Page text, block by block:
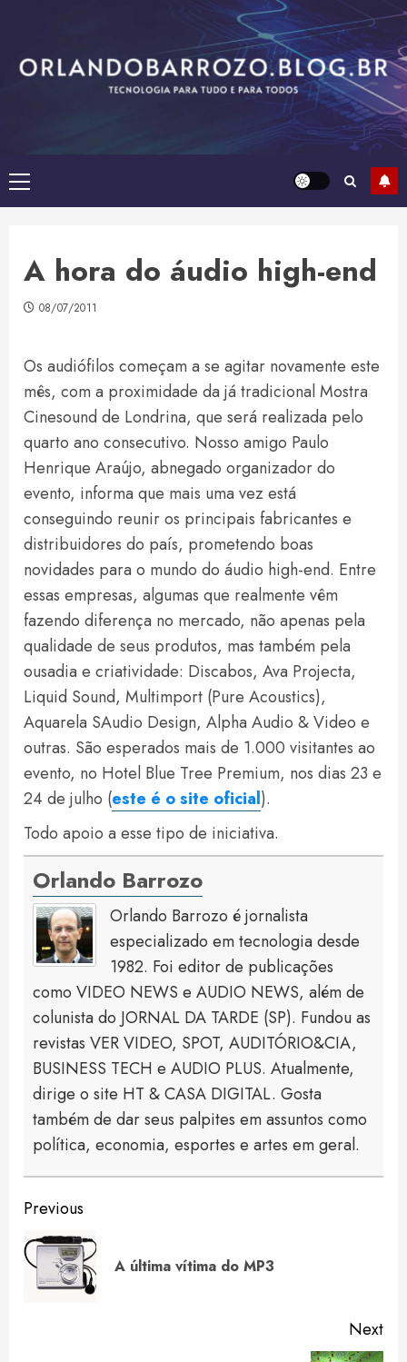
content
Primary
Menu
A hora do áudio high-end
08/07/2011
Os audiófilos começam a se agitar novamente este
mês, com a proximidade da já tradicional Mostra
Cinesound de Londrina, que será realizada pelo
quarto ano consecutivo. Nosso amigo Paulo
Henrique Araújo, abnegado organizador do
evento, informa que mais uma vez está
conseguindo reunir os principais fabricantes e
distribuidores do país, prometendo boas
novidades para o mundo do áudio high-end. Entre
essas empresas, algumas que realmente vêm
fazendo diferença no mercado, não apenas pela
qualidade de seus produtos, mas também pela
ousadia e criatividade: Discabos, Ava Projecta,
Liquid Sound, Multimport (Pure Acoustics),
Aquarela SAudio Design, Alpha Audio & Video e
outras. São esperados mais de 1.000 visitantes ao
evento, no Hotel Blue Tree Premium, nos dias 23 e
24 de julho (este é o site oficial).
Todo apoio a esse tipo de iniciativa.
Orlando Barrozo
Orlando Barrozo é jornalista
especializado em tecnologia desde
1982. Foi editor de publicações
como VIDEO NEWS e AUDIO NEWS, além de
colunista do JORNAL DA TARDE (SP). Fundou as
revistas VER VIDEO, SPOT, AUDITÓRIO&CIA,
BUSINESS TECH e AUDIO PLUS. Atualmente,
dirige o site HT & CASA DIGITAL. Gosta
também de dar seus palpites em assuntos como
política, economia, esportes e artes em geral.
Continue
Reading
Previous
A última vítima do MP3
Next